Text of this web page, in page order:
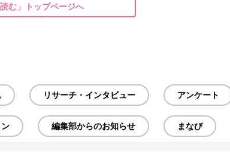
読む」トップページへ
リサーチ・インタビュー アンケート
編集部からのお知らせ まなび